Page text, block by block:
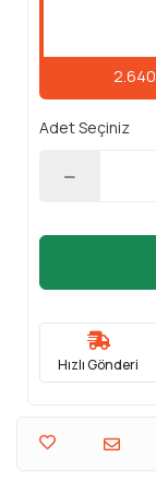
Adet Seçiniz
Hızlı Gönderi